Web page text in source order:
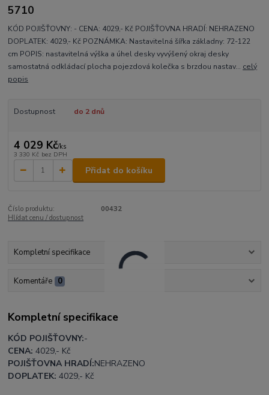
5710
KÓD POJIŠŤOVNY: - CENA: 4029,- Kč POJIŠŤOVNA HRADÍ: NEHRAZENO
DOPLATEK: 4029,- Kč POZNÁMKA: Nastavitelná šířka základny: 72-122
cm POPIS: nastavitelná výška a úhel desky vyvýšený okraj desky
samostatná odkládací plocha pojezdová kolečka s brzdou nastav... celý
popis
Dostupnost do 2 dnů
4 029 Kč/ks
3 330 Kč bez DPH
Přidat do košíku
Číslo produktu:
00432
Hlídat cenu / dostupnost
Kompletní specifikace
Komentáře 0
Kompletní specifikace
KÓD POJIŠŤOVNY:-
CENA: 4029,- Kč
POJIŠŤOVNA HRADÍ:NEHRAZENO
DOPLATEK: 4029,- Kč